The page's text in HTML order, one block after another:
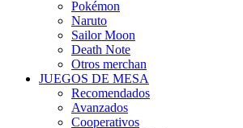
Pokémon
Naruto
Sailor Moon
Death Note
Otros merchan
JUEGOS DE MESA
Recomendados
Avanzados
Cooperativos